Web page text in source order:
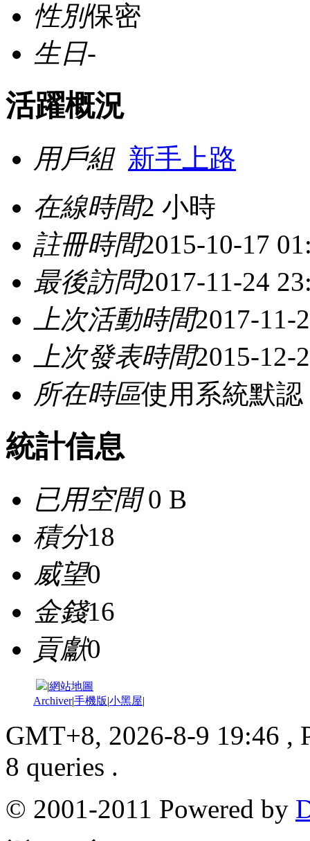
性別保密
生日-
活躍概況
用戶組 新手上路
在線時間2 小時
註冊時間2015-10-17
最後訪問2017-11-24
上次活動時間2017-11-
上次發表時間2015-12-
所在時區使用系統默認
統計信息
已用空間0 B
積分18
威望0
金錢16
貢獻0
|網站地圖
Archiver|手機版|小黑屋|
GMT+8, 2026-8-9 19:46 ,
8 queries .
© 2001-2011 Powered by